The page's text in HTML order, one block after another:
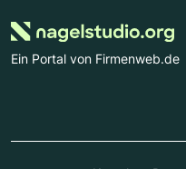
Ein Portal von Firmenweb.de